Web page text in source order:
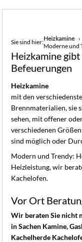
Sie sind hier:Heizkamine
Moderne und
Heizkamine
Befeuerungen
Heizkamine
mit den
Brennmaterialien, sie
sehen, mit offener
verschiedenen
sind möglich oder
Modern und Trendy:
Heizleistung, wir
Kachelofen.
Vor Ort
Wir beraten Sie nicht
in Sachen Kamine,
Kachelherde